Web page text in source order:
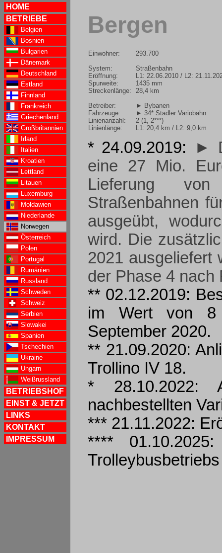
HOME
BETRIEBE
Belgien
Bosnien
Bulgarien
Dänemark
Deutschland
Estland
Finnland
Frankreich
Griechenland
Großbritannien
Irland
Italien
Kroatien
Lettland
Litauen
Luxemburg
Moldawien
Niederlande
Norwegen
Österreich
Polen
Portugal
Rumänien
Russland
Schweden
Schweiz
Serbien
Slowakei
Spanien
Tschechien
Ukraine
Ungarn
Weißrussland
BETRIEBSHOF
EINST & JETZT
LINKS
KONTAKT
IMPRESSUM
Bergen
Einwohner:
System:
Eröffnung:
Spurweite:
Streckenlänge:
Betreiber:
Fahrzeuge:
Linienanzahl:
Linienlänge:
293.700
Straßenbahn
L1: 22.06.2010 / L2:
1435 mm
28,4 km
► Bybanen
► 34* Stadler Variobahn
2 (1, 2***)
L1: 20,4 km / L2: 9,0 km
* 24.09.2019:
►
eine 27 Mio.
Lieferung
Straßenbahnen
ausgeübt,
wird. Die
2021 ausgeliefert
der Phase 4 nach
** 02.12.2019:
im Wert von 8
September 2020.
** 21.09.2020:
Trollino IV 18.
* 28.10.2022:
nachbestellten
*** 21.11.2022:
****